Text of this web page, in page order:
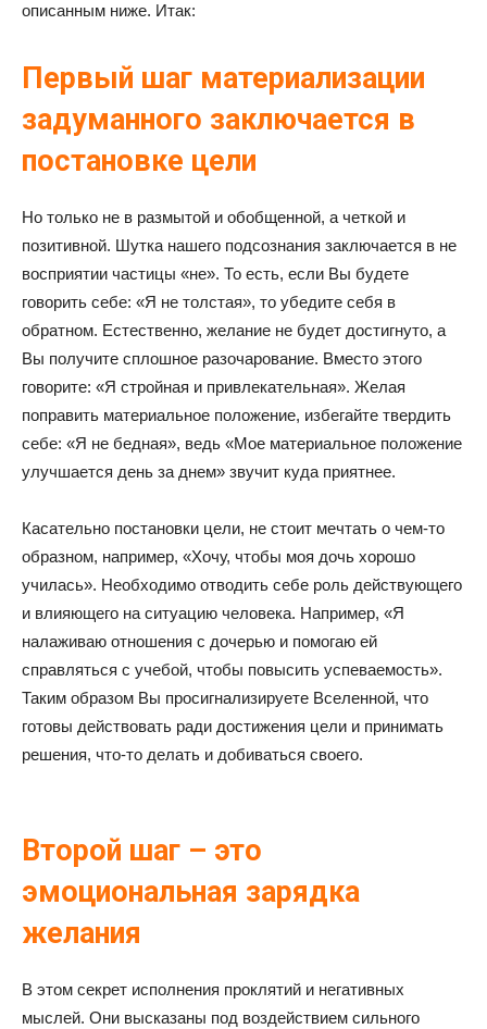
описанным ниже. Итак:
Первый шаг материализации
задуманного заключается в
постановке цели
Но только не в размытой и обобщенной, а четкой и
позитивной. Шутка нашего подсознания заключается в не
восприятии частицы «не». То есть, если Вы будете
говорить себе: «Я не толстая», то убедите себя в
обратном. Естественно, желание не будет достигнуто, а
Вы получите сплошное разочарование. Вместо этого
говорите: «Я стройная и привлекательная». Желая
поправить материальное положение, избегайте твердить
себе: «Я не бедная», ведь «Мое материальное положение
улучшается день за днем» звучит куда приятнее.
Касательно постановки цели, не стоит мечтать о чем-то
образном, например, «Хочу, чтобы моя дочь хорошо
училась». Необходимо отводить себе роль действующего
и влияющего на ситуацию человека. Например, «Я
налаживаю отношения с дочерью и помогаю ей
справляться с учебой, чтобы повысить успеваемость».
Таким образом Вы просигнализируете Вселенной, что
готовы действовать ради достижения цели и принимать
решения, что-то делать и добиваться своего.
Второй шаг – это
эмоциональная зарядка
желания
В этом секрет исполнения проклятий и негативных
мыслей. Они высказаны под воздействием сильного